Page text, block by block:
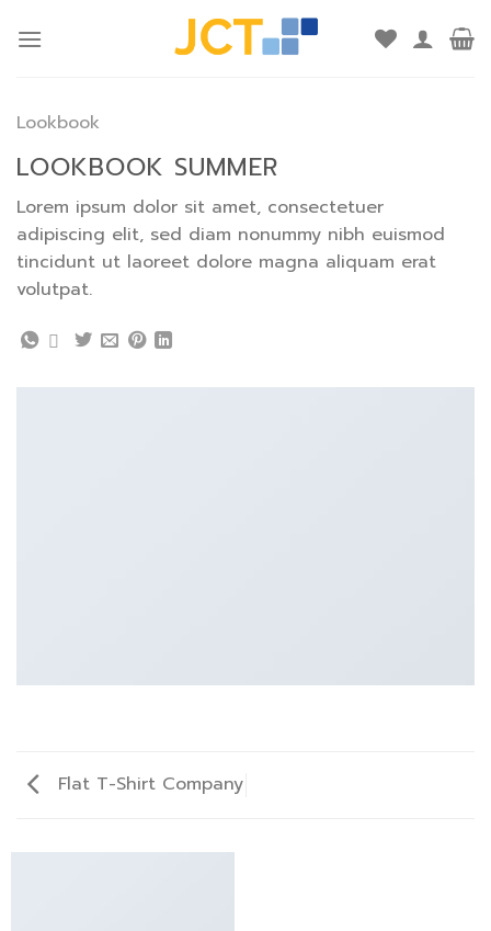
Lookbook
LOOKBOOK SUMMER
Lorem ipsum dolor sit amet, consectetuer
adipiscing elit, sed diam nonummy nibh euismod
tincidunt ut laoreet dolore magna aliquam erat
volutpat.
Flat T-Shirt Company